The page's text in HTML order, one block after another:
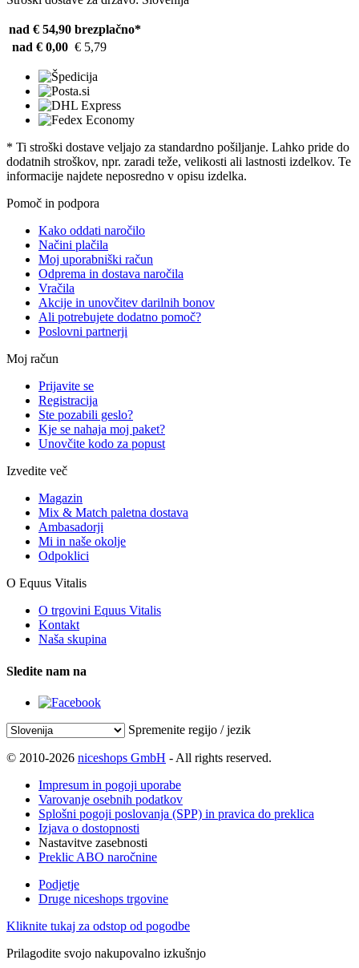
nad € 54,90 brezplačno*
nad € 0,00 € 5,79
* Ti stroški dostave veljajo za standardno pošiljanje. Lahko pride do
dodatnih stroškov, npr. zaradi teže, velikosti ali lastnosti izdelkov. Te
informacije najdete neposredno v opisu izdelka.
Pomoč in podpora
Kako oddati naročilo
Načini plačila
Moj uporabniški račun
Odprema in dostava naročila
Vračila
Akcije in unovčitev darilnih bonov
Ali potrebujete dodatno pomoč?
Poslovni partnerji
Moj račun
Prijavite se
Registracija
Ste pozabili geslo?
Kje se nahaja moj paket?
Unovčite kodo za popust
Izvedite več
Magazin
Mix & Match paletna dostava
Ambasadorji
Mi in naše okolje
Odpoklici
O Equus Vitalis
O trgovini Equus Vitalis
Kontakt
Naša skupina
Sledite nam na
Spremenite regijo / jezik
© 2010-2026 niceshops GmbH - All rights reserved.
Impresum in pogoji uporabe
Varovanje osebnih podatkov
Splošni pogoji poslovanja (SPP) in pravica do preklica
Izjava o dostopnosti
Nastavitve zasebnosti
Preklic ABO naročnine
Podjetje
Druge niceshops trgovine
Kliknite tukaj za odstop od pogodbe
Prilagodite svojo nakupovalno izkušnjo